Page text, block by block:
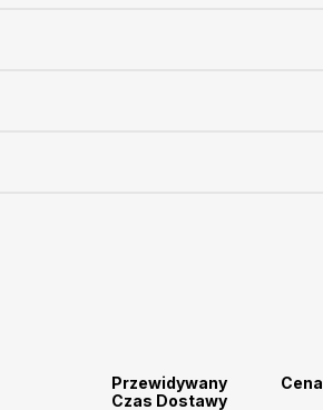
Przewidywany
Czas Dostawy
Cena